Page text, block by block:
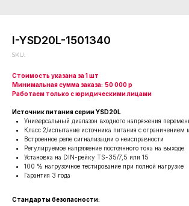
I-YSD20L-1501340
SKU:
Стоимость указана за 1 шт
Минимальная сумма заказа: 50 000 р
Работаем только с юридическими лицами
Источник питания серии YSD20L
Универсальный диапазон входного напряжения
Класс 2/испытание источника питания с ограничением
Встроенное реле сигнализации о неисправности
Регулируемое напряжение постоянного тока на выходе
Установка на DIN-рейку TS-35/7,5 или 15
100 % нагрузочное тестирование при полной нагрузке
Гарантия 3 года
Стандарты безопасности: